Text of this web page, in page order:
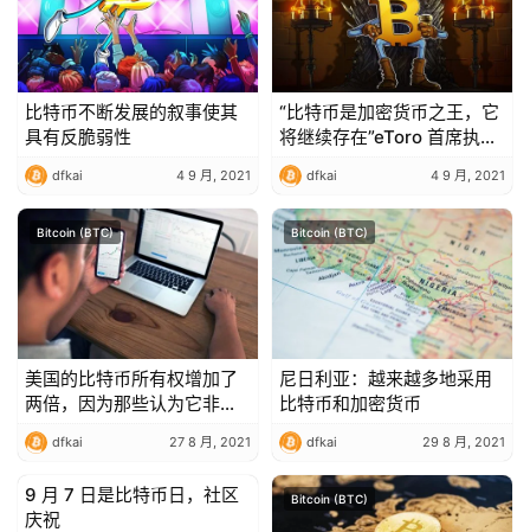
比特币不断发展的叙事使其
具有反脆弱性
dfkai 4 9 月, 2021
“比特币是加密货币之王，它
将继续存在”eToro 首席执行
官说
dfkai 4 9 月, 2021
Bitcoin (BTC)
美国的比特币所有权增加了
两倍，因为那些认为它非常
危险的人下跌了 20%
dfkai 27 8 月, 2021
Bitcoin (BTC)
尼日利亚：越来越多地采用
比特币和加密货币
dfkai 29 8 月, 2021
Bitcoin (BTC)
9 月 7 日是比特币日，社区
庆祝
Bitcoin (BTC)